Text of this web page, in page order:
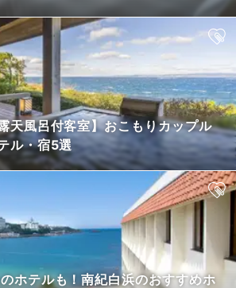
天風呂付客室】おこもりカップル
ル・宿5選
ホテルも！南紀白浜のおすすめホ